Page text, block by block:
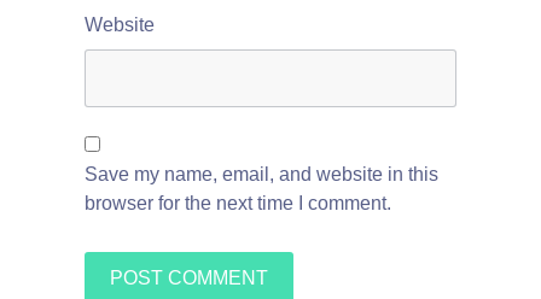
Website
Save my name, email, and website in this
browser for the next time I comment.